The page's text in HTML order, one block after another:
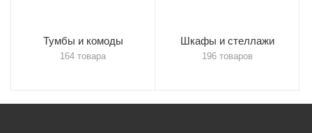
Тумбы и комоды
164 товара
Шкафы и стеллажи
196 товаров